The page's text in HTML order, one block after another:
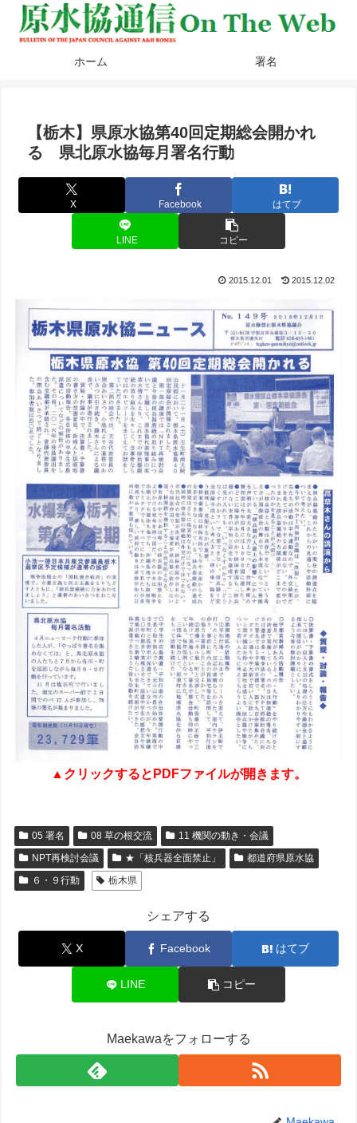
ホーム 署名
【栃木】県原水協第40回定期総会開かれ
る 県北原水協毎月署名行動
X Facebook はてブ
LINE コピー
2015.12.01 2015.12.02
▲クリックするとPDFファイルが開きます。
05 署名 08 草の根交流
11 機関の動き・会議
NPT再検討会議
★「核兵器全面禁止」
都道府県原水協
６・９行動
栃木県
シェアする
X Facebook はてブ
LINE コピー
Maekawaをフォローする